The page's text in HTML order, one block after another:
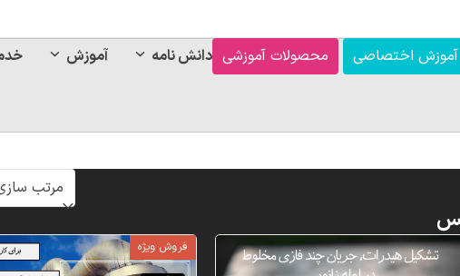
آموزش دانش نامه محصولات آموزشی آموزش اختصاصی
فروش ویژه